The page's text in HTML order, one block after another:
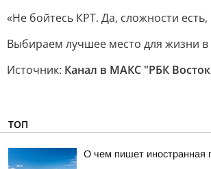
«Не бойтесь КРТ. Да, сложности
Выбираем лучшее место для жизни в
Источник: Канал в МАКС "РБК
ТОП
О чем пишет иностранная